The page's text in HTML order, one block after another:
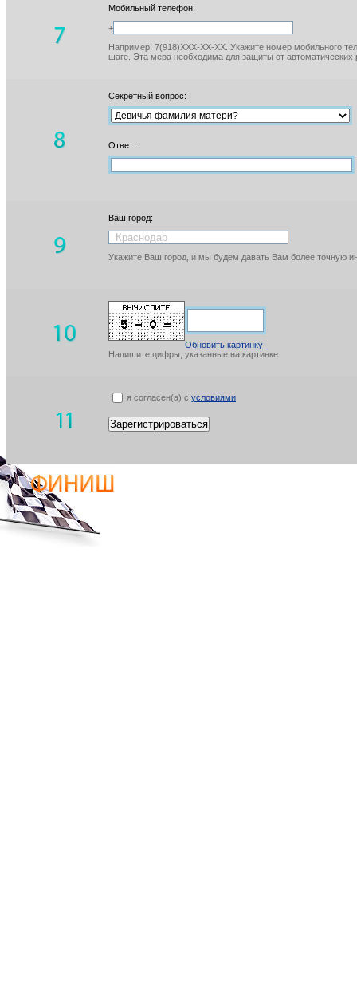
Мобильный телефон:
+
Например: 7(918)XXX-XX-XX. Укажите номер мобильного
шаге. Эта мера необходима для защиты от автоматических
Секретный вопрос:
Ответ:
Ваш город:
Укажите Ваш город, и мы будем давать Вам более точную
Обновить картинку
Напишите цифры, указанные на картинке
я согласен(а) с условиями
Зарегистрироваться